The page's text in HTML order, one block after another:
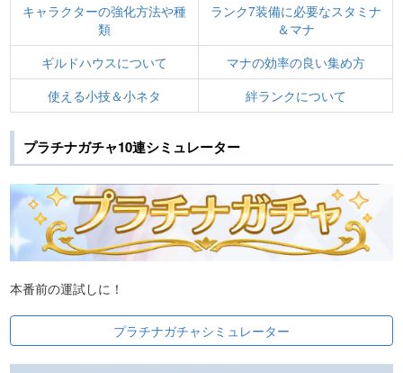
キャラクターの強化方法や種
類
ランク7装備に必要なスタミナ
＆マナ
ギルドハウスについて
マナの効率の良い集め方
使える小技＆小ネタ
絆ランクについて
プラチナガチャ10連シミュレーター
本番前の運試しに！
プラチナガチャシミュレーター